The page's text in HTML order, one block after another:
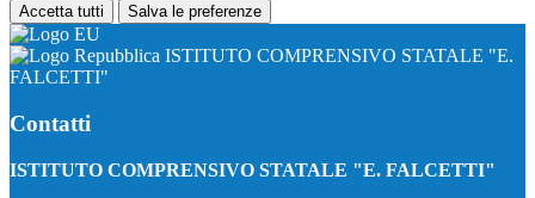
Accetta tutti Salva le preferenze
ISTITUTO COMPRENSIVO STATALE "E.
FALCETTI"
Contatti
ISTITUTO COMPRENSIVO STATALE "E. FALCETTI"